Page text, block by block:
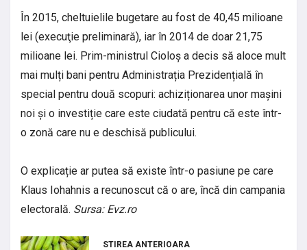
În 2015, cheltuielile bugetare au fost de 40,45 milioane
lei (execuţie preliminară), iar în 2014 de doar 21,75
milioane lei. Prim-ministrul Cioloș a decis să aloce mult
mai mulți bani pentru Administrația Prezidențială în
special pentru două scopuri: achiziționarea unor mașini
noi și o investiție care este ciudată pentru că este într-
o zonă care nu e deschisă publicului.
O explicație ar putea să existe într-o pasiune pe care
Klaus Iohahnis a recunoscut că o are, încă din campania
electorală. Sursa: Evz.ro
STIREA ANTERIOARA